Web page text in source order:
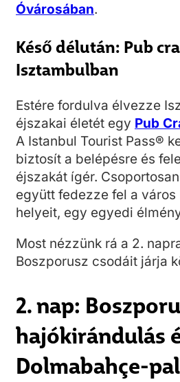
Óvárosában.
Késő délután: Pub
Isztambulban
Estére fordulva élvezze
éjszakai életét egy Pub
A Istanbul Tourist Pass®
biztosít a belépésre és
éjszakát ígér.
együtt fedezze fel a
helyeit, egy egyedi
Most nézzünk rá a 2.
Boszporusz csodáit járja
2. nap:
hajókirándulás
Dolmabahçe-